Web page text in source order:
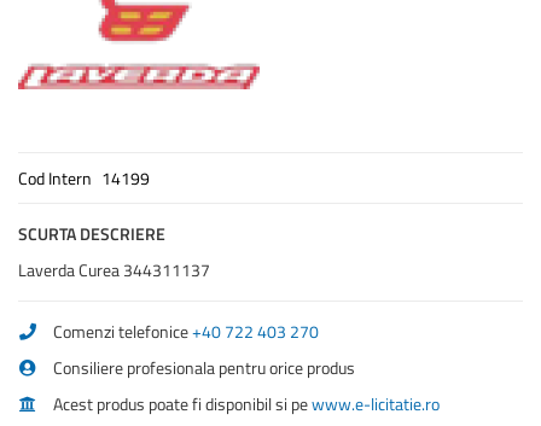
Cod Intern 14199
SCURTA DESCRIERE
Laverda Curea 344311137
Comenzi telefonice+40 722 403 270
Consiliere profesionala pentru orice produs
Acest produs poate fi disponibil si pewww.e-licitatie.ro